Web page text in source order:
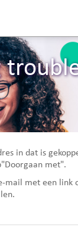
in dat is
met".
mail met een link